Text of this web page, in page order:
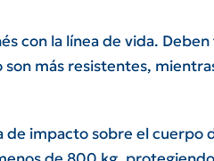
con la línea de vida.
más resistentes,
de impacto sobre el